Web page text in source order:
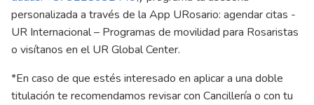
personalizada a través de la App URosario: agendar citas -
UR Internacional – Programas de movilidad para Rosaristas
o visítanos en el UR Global Center.
*En caso de que estés interesado en aplicar a una doble
titulación te recomendamos revisar con Cancillería o con tu